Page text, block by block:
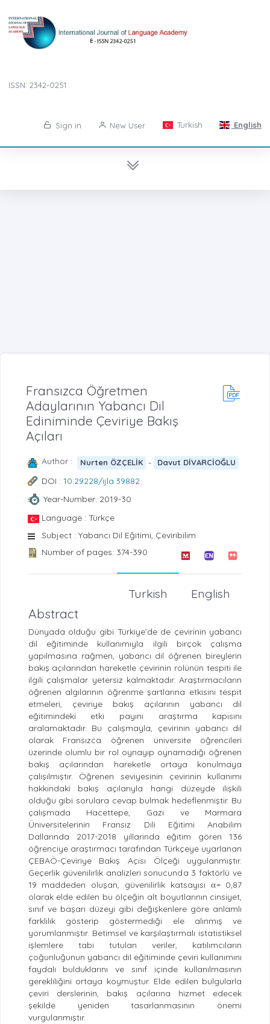
ISSN: 2342-0251
Sign in New User Turkish English
Fransızca Öğretmen
Adaylarının Yabancı Dil
Ediniminde Çeviriye Bakış
Açıları
Author : Nurten ÖZÇELİK - Davut DİVARCİOĞLU
DOI : 10.29228/ijla.39882
Year-Number: 2019-30
Language : Türkçe
Subject : Yabancı Dil Eğitimi, Çeviribilim
Number of pages: 374-390
English
Turkish
Abstract
Dünyada olduğu gibi Türkiye’de de çevirinin yabancı
dil eğitiminde kullanımıyla ilgili birçok çalışma
yapılmasına rağmen, yabancı dil öğrenen bireylerin
bakış açılarından hareketle çevirinin rolünün tespiti ile
ilgili çalışmalar yetersiz kalmaktadır. Araştırmacıların
öğrenen algılarının öğrenme şartlarına etkisini tespit
etmeleri, çeviriye bakış açılarının yabancı dil
eğitimindeki etki payını araştırma kapısını
aralamaktadır. Bu çalışmayla, çevirinin yabancı dil
olarak Fransızca öğrenen üniversite öğrencileri
üzerinde olumlu bir rol oynayıp oynamadığı öğrenen
bakış açılarından hareketle ortaya konulmaya
çalışılmıştır. Öğrenen seviyesinin çevirinin kullanımı
hakkındaki bakış açılarıyla hangi düzeyde ilişkili
olduğu gibi sorulara cevap bulmak hedeflenmiştir. Bu
çalışmada Hacettepe, Gazi ve Marmara
Üniversitelerinin Fransız Dili Eğitimi Anabilim
Dallarında 2017-2018 yıllarında eğitim gören 136
öğrenciye araştırmacı tarafından Türkçeye uyarlanan
ÇEBAÖ-Çeviriye Bakış Açısı Ölçeği uygulanmıştır.
Geçerlik güvenilirlik analizleri sonucunda 3 faktörlü ve
19 maddeden oluşan, güvenilirlik katsayısı α= 0,87
olarak elde edilen bu ölçeğin alt boyutlarının cinsiyet,
sınıf ve başarı düzeyi gibi değişkenlere göre anlamlı
farklılık gösterip göstermediği ele alınmış ve
yorumlanmıştır. Betimsel ve karşılaştırmalı istatistiksel
işlemlere tabi tutulan veriler, katılımcıların
çoğunluğunun yabancı dil eğitiminde çeviri kullanımını
faydalı bulduklarını ve sınıf içinde kullanılmasının
gerekliliğini ortaya koymuştur. Elde edilen bulgularla
çeviri derslerinin, bakış açılarına hizmet edecek
şekilde yeniden tasarlanmasının önemi
vurgulanmıştır.